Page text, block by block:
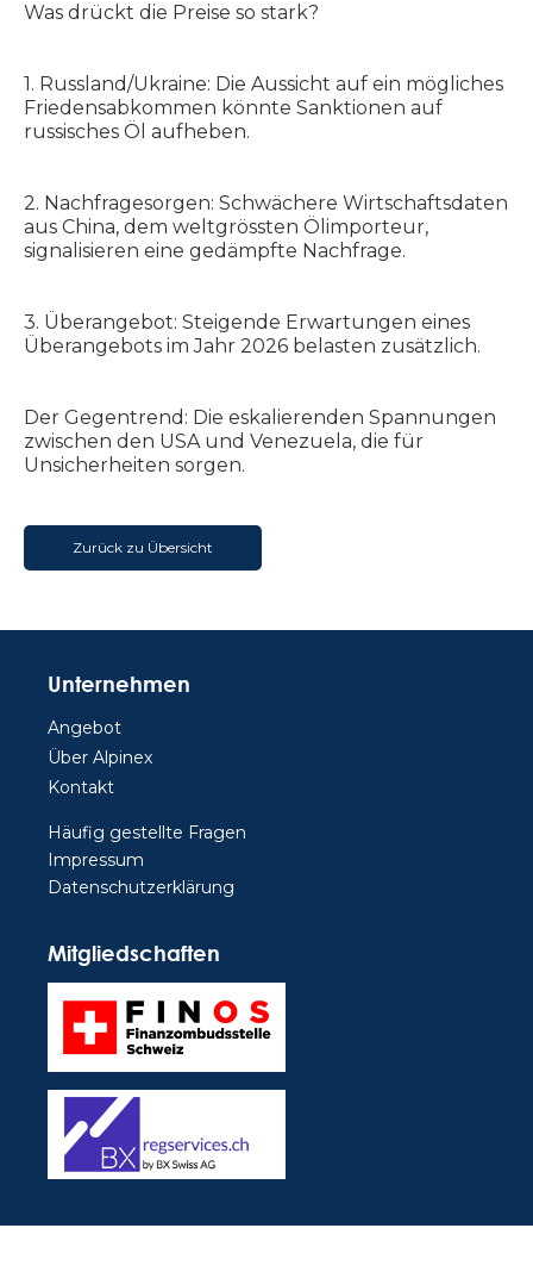
Was drückt die Preise so stark?
1. Russland/Ukraine: Die Aussicht auf ein mögliches
Friedensabkommen könnte Sanktionen auf
russisches Öl aufheben.
2. Nachfragesorgen: Schwächere Wirtschaftsdaten
aus China, dem weltgrössten Ölimporteur,
signalisieren eine gedämpfte Nachfrage.
3. Überangebot: Steigende Erwartungen eines
Überangebots im Jahr 2026 belasten zusätzlich.
Der Gegentrend: Die eskalierenden Spannungen
zwischen den USA und Venezuela, die für
Unsicherheiten sorgen.
Zurück zu Übersicht
Unternehmen
Angebot
Über Alpinex
Kontakt
Häufig gestellte Fragen
Impressum
Datenschutzerklärung
Mitgliedschaften